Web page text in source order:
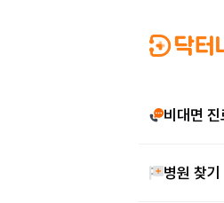
비대면 진
병원 찾기